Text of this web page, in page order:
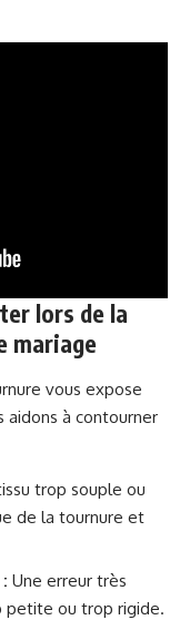
lors de la
mariage
vous expose
aidons à contourner
trop souple ou
de la tournure et
Une erreur très
petite ou trop rigide.